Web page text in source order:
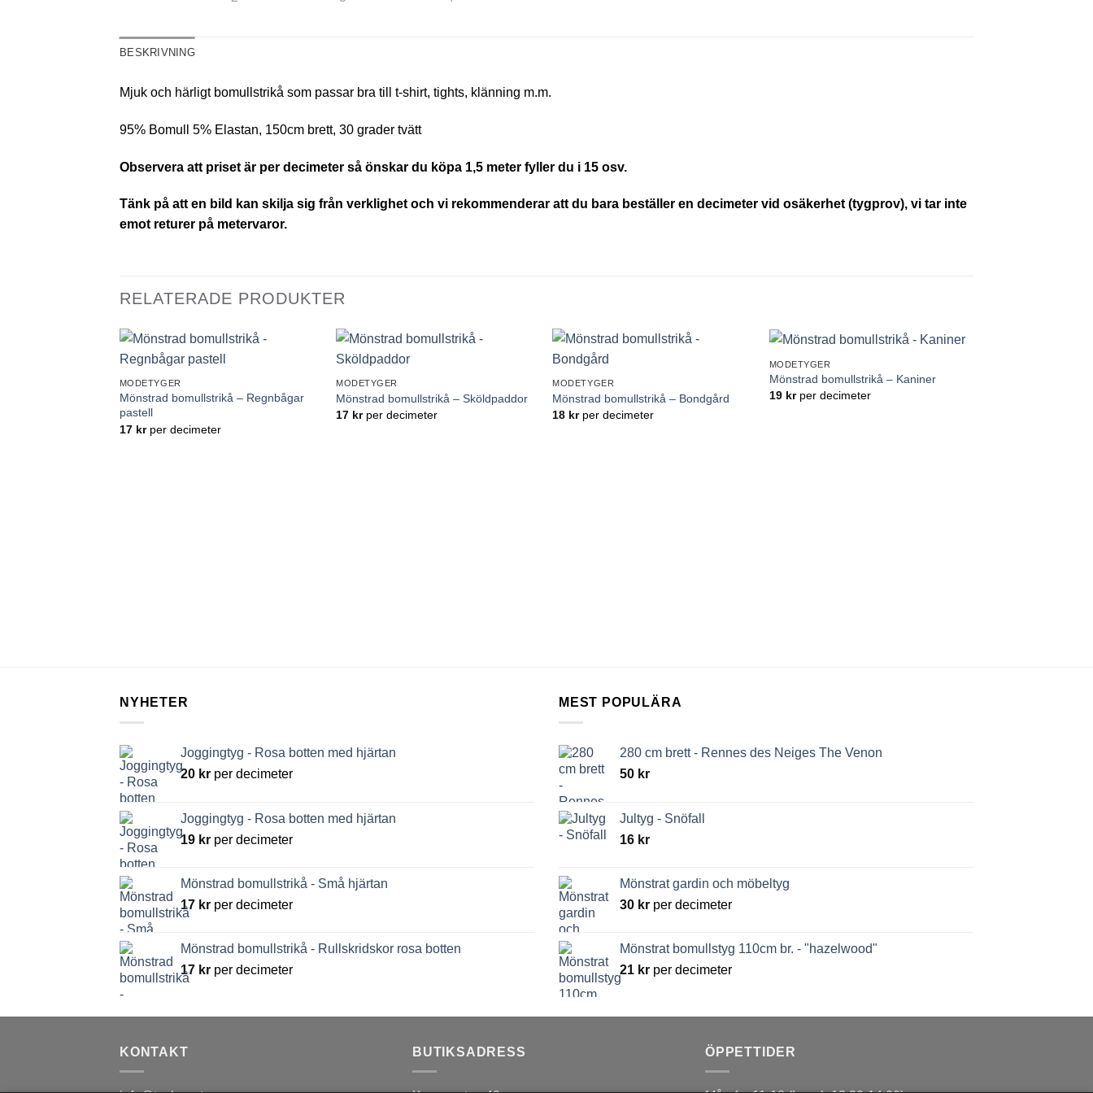
BESKRIVNING
Mjuk och härligt bomullstrikå som passar bra till t-shirt, tights, klänning m.m.
95% Bomull 5% Elastan, 150cm brett, 30 grader tvätt
Observera att priset är per decimeter så önskar du köpa 1,5 meter fyller du i 15 osv.
Tänk på att en bild kan skilja sig från verklighet och vi rekommenderar att du bara beställer en decimeter vid osäkerhet (tygprov), vi tar inte
emot returer på metervaror.
RELATERADE PRODUKTER
MODETYGER
Mönstrad bomullstrikå – Regnbågar
pastell
17 kr per decimeter
MODETYGER
Mönstrad bomullstrikå – Sköldpaddor
17 kr per decimeter
MODETYGER
Mönstrad bomullstrikå – Bondgård
18 kr per decimeter
Lägg till
önskelistan
MODETYGER
Mönstrad bomullstrikå – Kaniner
19 kr per decimeter
NYHETER
Joggingtyg - Rosa botten med hjärtan
20 kr per decimeter
Joggingtyg - Rosa botten med hjärtan
19 kr per decimeter
Mönstrad bomullstrikå - Små hjärtan
17 kr per decimeter
Mönstrad bomullstrikå - Rullskridskor rosa botten
17 kr per decimeter
MEST POPULÄRA
280 cm brett - Rennes des Neiges The Venon
50 kr
Jultyg - Snöfall
16 kr
Mönstrat gardin och möbeltyg
30 kr per decimeter
Mönstrat bomullstyg 110cm br. - "hazelwood"
21 kr per decimeter
KONTAKT BUTIKSADRESS ÖPPETTIDER